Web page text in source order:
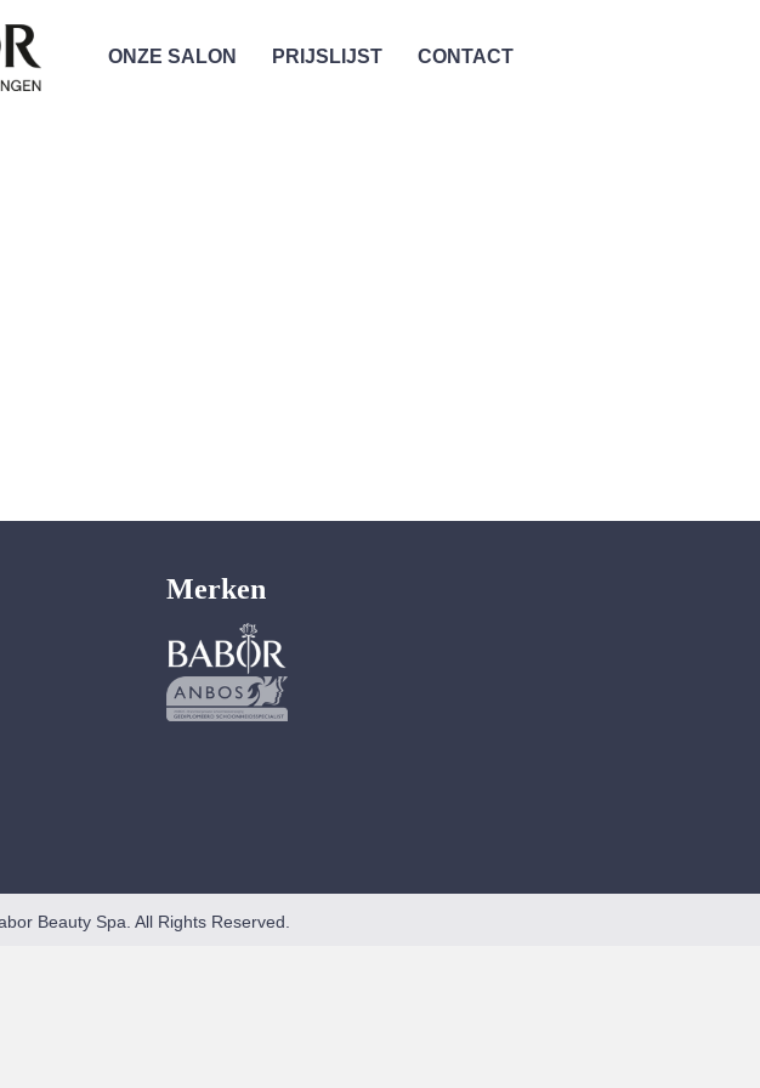
ONZE SALON PRIJSLIJST CONTACT
Merken
Beauty Spa. All Rights Reserved.